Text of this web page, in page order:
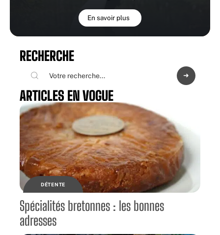
En savoir plus
RECHERCHE
ARTICLES EN VOGUE
DÉTENTE
Spécialités bretonnes : les bonnes
adresses